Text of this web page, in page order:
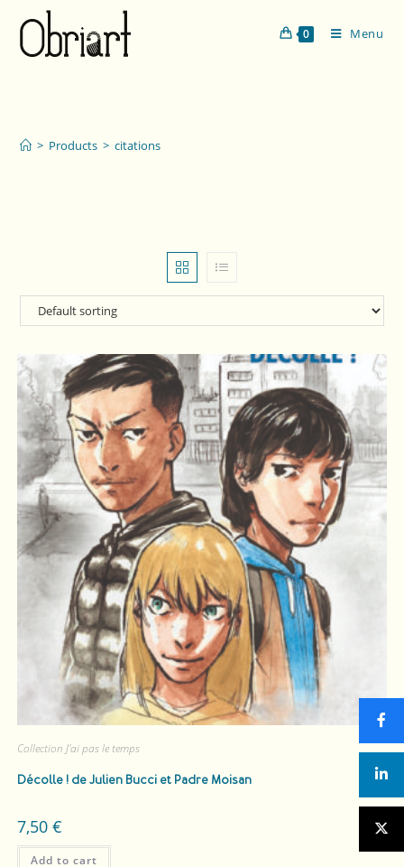
0 Menu
> Products > citations
Collection J'ai pas le temps
Décolle !de Julien Bucci et Padre Moisan
7,50 €
Add to cart